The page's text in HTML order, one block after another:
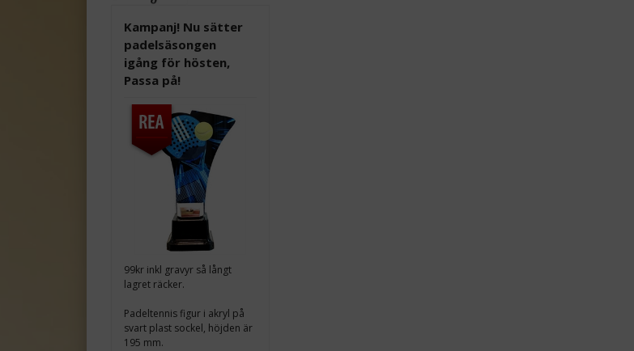
Kampanj! Nu sätter
padelsäsongen
igång för hösten,
Passa på!
99kr inkl gravyr så långt
lagret räcker.
Padeltennis figur i akryl på
svart plast sockel, höjden är
195 mm.